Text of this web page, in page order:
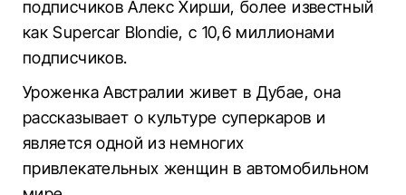
подписчиков Алекс Хирши, более известный
как Supercar Blondie, с 10,6 миллионами
подписчиков.
Уроженка Австралии живет в Дубае, она
рассказывает о культуре суперкаров и
является одной из немногих
привлекательных женщин в автомобильном